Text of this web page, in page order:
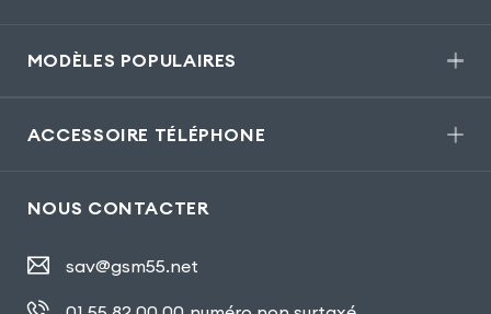
MODÈLES POPULAIRES
ACCESSOIRE TÉLÉPHONE
NOUS CONTACTER
sav@gsm55.net